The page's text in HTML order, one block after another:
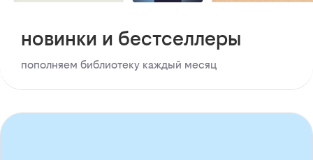
новинки и бестселлеры
пополняем библиотеку каждый месяц